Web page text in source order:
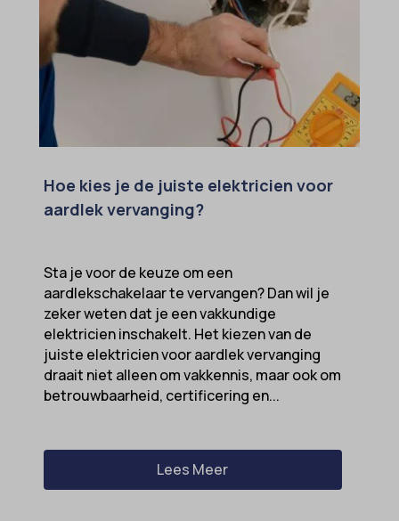
Hoe kies je de juiste elektricien voor
aardlek vervanging?
Sta je voor de keuze om een
aardlekschakelaar te vervangen? Dan wil je
zeker weten dat je een vakkundige
elektricien inschakelt. Het kiezen van de
juiste elektricien voor aardlek vervanging
draait niet alleen om vakkennis, maar ook om
betrouwbaarheid, certificering en...
Lees Meer